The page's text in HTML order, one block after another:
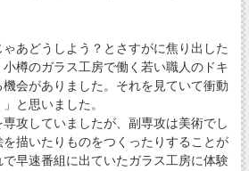
あどうしよう？とさすがに焦り出した
樽のガラス工房で働く若い職人のドキ
会がありました。それを見ていて衝動
と思いました。
攻していましたが、副専攻は美術でし
描いたりものをつくったりすることが
早速番組に出ていたガラス工房に体験